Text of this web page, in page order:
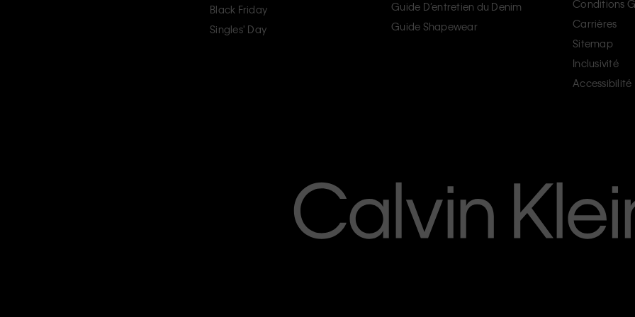
Black Friday
Singles' Day
Guide D’entretien du Denim
Guide Shapewear
Conditions
Carrières
Sitemap
Inclusivité
Accessibilité